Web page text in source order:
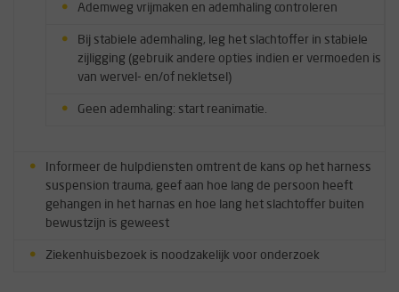
Ademweg vrijmaken en ademhaling controleren
Bij stabiele ademhaling, leg het slachtoffer in stabiele
zijligging (gebruik andere opties indien er vermoeden is
van wervel- en/of nekletsel)
Geen ademhaling: start reanimatie.
Informeer de hulpdiensten omtrent de kans op het harness
suspension trauma, geef aan hoe lang de persoon heeft
gehangen in het harnas en hoe lang het slachtoffer buiten
bewustzijn is geweest
Ziekenhuisbezoek is noodzakelijk voor onderzoek